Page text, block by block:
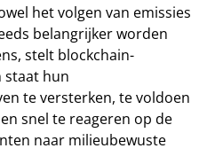
het volgen van emissies
belangrijker worden
stelt blockchain-
staat hun
te versterken, te voldoen
snel te reageren op de
naar milieubewuste